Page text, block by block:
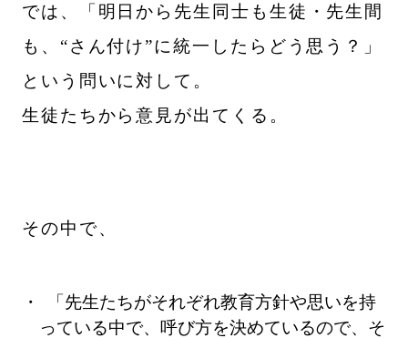
では、「明日から先生同士も生徒・先生間
も、“さん付け”に統一したらどう思う？」
という問いに対して。
生徒たちから意見が出てくる。
その中で、
「先生たちがそれぞれ教育方針や思いを持
っている中で、呼び方を決めているので、そ